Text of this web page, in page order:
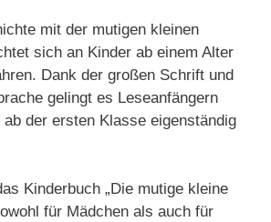
mit der mutigen kleinen
sich an Kinder ab einem Alter
Dank der großen Schrift und
gelingt es Leseanfängern
der ersten Klasse eigenständig
Kinderbuch „Die mutige kleine
für Mädchen als auch für